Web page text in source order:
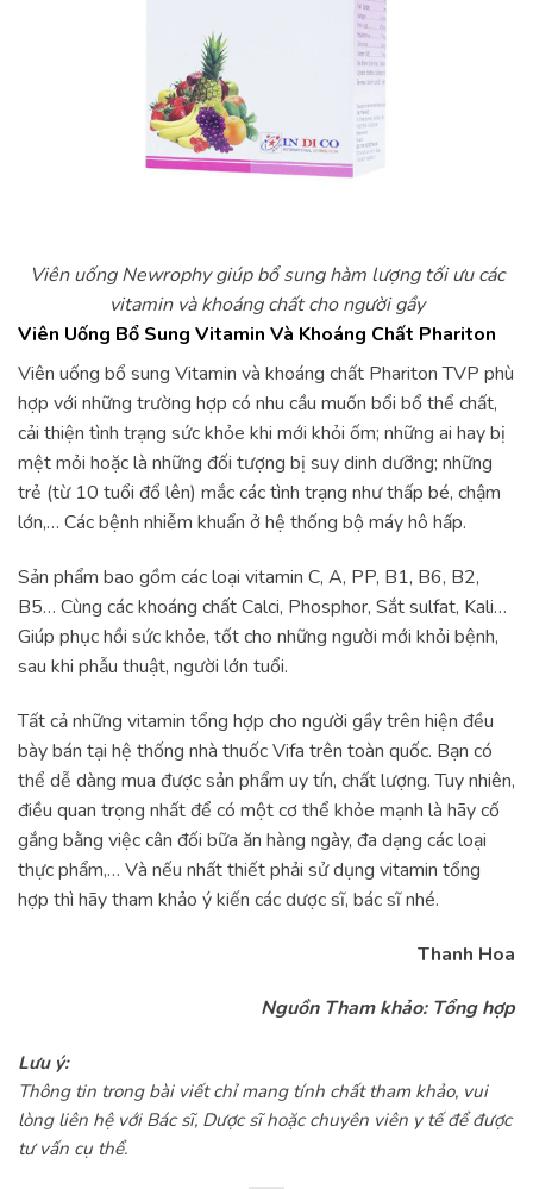
Viên uống Newrophy giúp bổ sung hàm lượng tối ưu các
vitamin và khoáng chất cho người gầy
Viên Uống Bổ Sung Vitamin Và Khoáng Chất Phariton
Viên uống bổ sung Vitamin và khoáng chất Phariton TVP phù
hợp với những trường hợp có nhu cầu muốn bổi bổ thể chất,
cải thiện tình trạng sức khỏe khi mới khỏi ốm; những ai hay bị
mệt mỏi hoặc là những đối tượng bị suy dinh dưỡng; những
trẻ (từ 10 tuổi đổ lên) mắc các tình trạng như thấp bé, chậm
lớn,… Các bệnh nhiễm khuẩn ở hệ thống bộ máy hô hấp.
Sản phẩm bao gồm các loại vitamin C, A, PP, B1, B6, B2,
B5… Cùng các khoáng chất Calci, Phosphor, Sắt sulfat, Kali…
Giúp phục hồi sức khỏe, tốt cho những người mới khỏi bệnh,
sau khi phẫu thuật, người lớn tuổi.
Tất cả những vitamin tổng hợp cho người gầy trên hiện đều
bày bán tại hệ thống nhà thuốc Vifa trên toàn quốc. Bạn có
thể dễ dàng mua được sản phẩm uy tín, chất lượng. Tuy nhiên,
điều quan trọng nhất để có một cơ thể khỏe mạnh là hãy cố
gắng bằng việc cân đối bữa ăn hàng ngày, đa dạng các loại
thực phẩm,… Và nếu nhất thiết phải sử dụng vitamin tổng
hợp thì hãy tham khảo ý kiến các dược sĩ, bác sĩ nhé.
Thanh Hoa
Nguồn Tham khảo: Tổng hợp
Lưu ý:
Thông tin trong bài viết chỉ mang tính chất tham khảo, vui
lòng liên hệ với Bác sĩ, Dược sĩ hoặc chuyên viên y tế để được
tư vấn cụ thể.